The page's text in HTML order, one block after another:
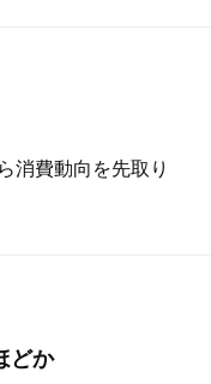
消費動向を先取り
どか